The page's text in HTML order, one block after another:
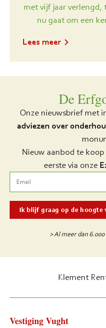
met vijf jaar verlengd,
nu gaat om een
Lees meer
De
Onze nieuwsbrief met
adviezen over
Nieuw aanbod te
eerste via onze
> Al meer dan
Klement
Vestiging Vught